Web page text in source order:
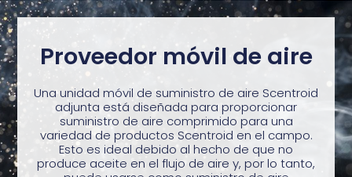
Proveedor móvil de aire
Una unidad móvil de suministro de aire Scentroid
adjunta está diseñada para proporcionar
suministro de aire comprimido para una
variedad de productos Scentroid en el campo.
Esto es ideal debido al hecho de que no
produce aceite en el flujo de aire y, por lo tanto,